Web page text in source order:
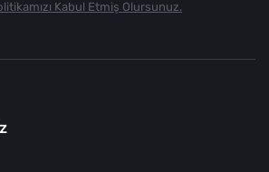
Kabul Etmiş Olursunuz.